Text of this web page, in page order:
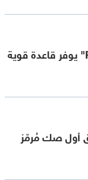
"Mbank": مجمع "FIDA" يوفر قاعدة قوية